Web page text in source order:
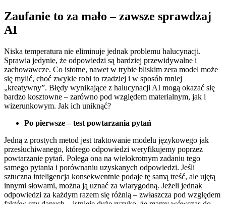
Zaufanie to za mało – zawsze sprawdzaj
AI
Niska temperatura nie eliminuje jednak problemu halucynacji.
Sprawia jedynie, że odpowiedzi są bardziej przewidywalne i
zachowawcze. Co istotne, nawet w trybie bliskim zera model może
się mylić, choć zwykle robi to rzadziej i w sposób mniej
„kreatywny”. Błędy wynikające z halucynacji AI mogą okazać się
bardzo kosztowne – zarówno pod względem materialnym, jak i
wizerunkowym. Jak ich uniknąć?
Po pierwsze – test powtarzania pytań
Jedną z prostych metod jest traktowanie modelu językowego jak
przesłuchiwanego, którego odpowiedzi weryfikujemy poprzez
powtarzanie pytań. Polega ona na wielokrotnym zadaniu tego
samego pytania i porównaniu uzyskanych odpowiedzi. Jeśli
sztuczna inteligencja konsekwentnie podaje tę samą treść, ale ujętą
innymi słowami, można ją uznać za wiarygodną. Jeżeli jednak
odpowiedzi za każdym razem się różnią – zwłaszcza pod względem